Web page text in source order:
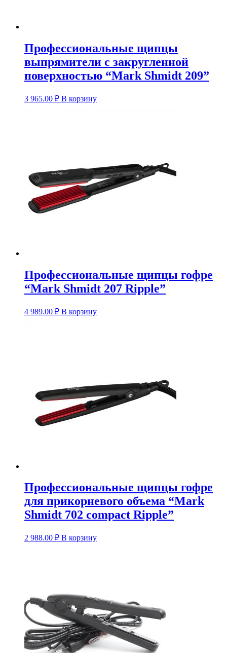
Профессиональные щипцы
выпрямители с закругленной
поверхностью “Mark Shmidt 209”
3 965.00 ₽ В корзину
Профессиональные щипцы гофре
“Mark Shmidt 207 Ripple”
4 989.00 ₽ В корзину
Профессиональные щипцы гофре
для прикорневого объема “Mark
Shmidt 702 compact Ripple”
2 988.00 ₽ В корзину